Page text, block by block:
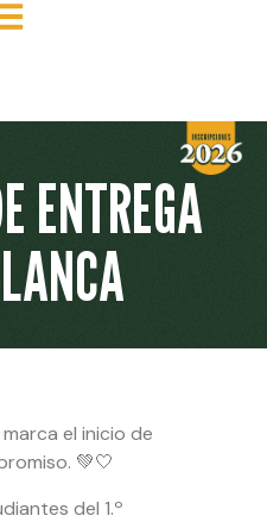
ENTREGA
el inicio de
💚🤍
del 1.º